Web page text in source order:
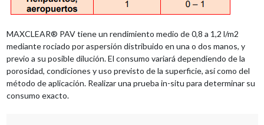
MAXCLEAR® PAV tiene un rendimiento medio de 0,8 a 1,2 l/m2
mediante rociado por aspersión distribuido en una o dos manos, y
previo a su posible dilución. El consumo variará dependiendo de la
porosidad, condiciones y uso previsto de la superficie, así como del
método de aplicación. Realizar una prueba in-situ para determinar su
consumo exacto.